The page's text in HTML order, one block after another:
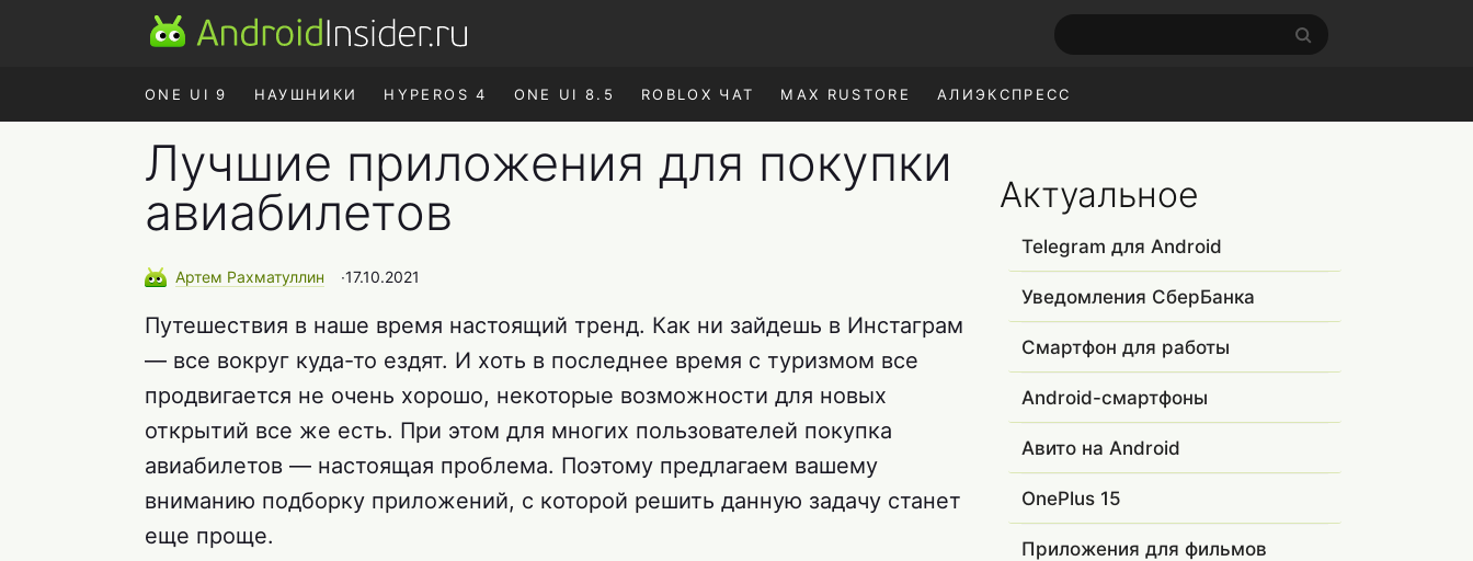
ONE UI 9 НАУШНИКИ HYPEROS 4 ONE UI 8.5 ROBLOX ЧАТ MAX RUSTORE АЛИЭКСПРЕСС
Лучшие приложения для покупки
авиабилетов
Артем Рахматуллин ∙17.10.2021
Путешествия в наше время настоящий тренд. Как ни зайдешь в Инстаграм
— все вокруг куда-то ездят. И хоть в последнее время с туризмом все
продвигается не очень хорошо, некоторые возможности для новых
открытий все же есть. При этом для многих пользователей покупка
авиабилетов — настоящая проблема. Поэтому предлагаем вашему
вниманию подборку приложений, с которой решить данную задачу станет
еще проще.
Актуальное
Telegram для Android
Уведомления СберБанка
Смартфон для работы
Android-смартфоны
Авито на Android
OnePlus 15
Приложения для фильмов